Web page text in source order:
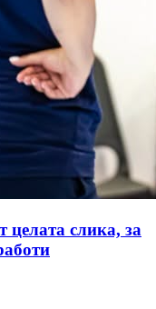
целата слика, за